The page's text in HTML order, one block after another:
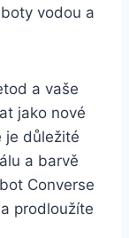
vodou a
a⁤ vaše
jako ⁤nové
⁣je⁣ důležité
a barvě
Converse
‌prodloužíte